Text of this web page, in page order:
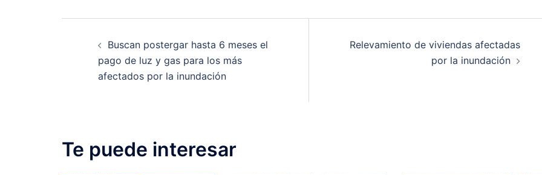
navigation
Buscan postergar hasta 6 meses el
pago de luz y gas para los más
afectados por la inundación
Relevamiento de viviendas afectadas
por la inundación
Te puede interesar